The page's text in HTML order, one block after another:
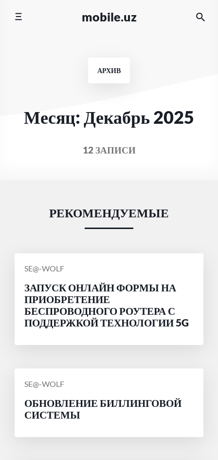
mobile.uz
АРХИВ
Месяц: Декабрь 2025
12 ЗАПИСИ
РЕКОМЕНДУЕМЫЕ
СООБЩЕНИЕ
SE@-WOLF
ЗАПУСК ОНЛАЙН ФОРМЫ НА
ПРИОБРЕТЕНИЕ
БЕСПРОВОДНОГО РОУТЕРА С
ПОДДЕРЖКОЙ ТЕХНОЛОГИИ 5G
СООБЩЕНИЕ
SE@-WOLF
ОБНОВЛЕНИЕ БИЛЛИНГОВОЙ
СИСТЕМЫ